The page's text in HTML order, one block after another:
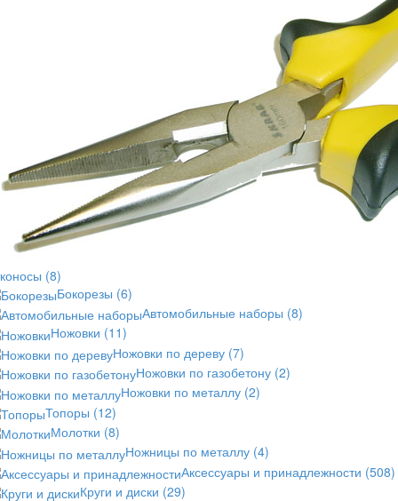
(8)
Бокорезы (6)
Автомобильные наборы (8)
Ножовки (11)
Ножовки по дереву (7)
Ножовки по газобетону (2)
Ножовки по металлу (2)
Топоры (12)
Молотки (8)
Ножницы по металлу (4)
Аксессуары и принадлежности (508)
Круги и диски (29)